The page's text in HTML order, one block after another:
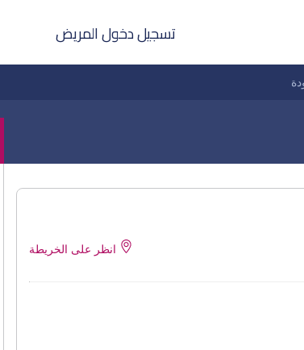
تسجيل دخول المريض
انظر على الخريطة